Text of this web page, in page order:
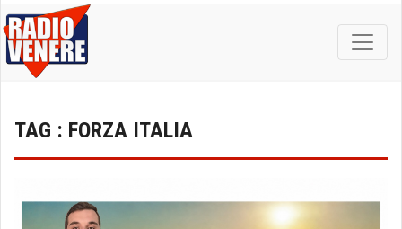
TAG : FORZA ITALIA